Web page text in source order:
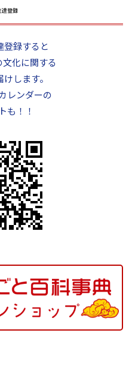
達登録
登録すると
化に関する
します。
レンダーの
も！！